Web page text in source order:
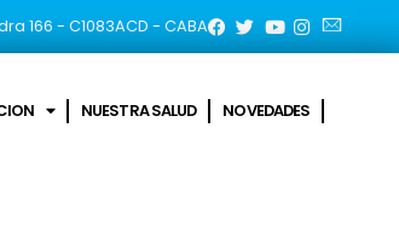
166 - C1083ACD - CABA
NUESTRA SALUD NOVEDADES